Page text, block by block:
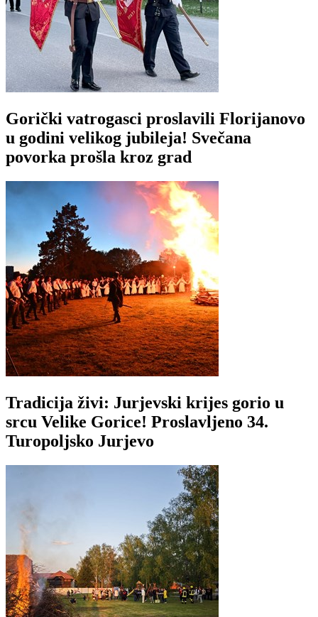
Gorički vatrogasci proslavili Florijanovo
u godini velikog jubileja! Svečana
povorka prošla kroz grad
Tradicija živi: Jurjevski krijes gorio u
srcu Velike Gorice! Proslavljeno 34.
Turopoljsko Jurjevo